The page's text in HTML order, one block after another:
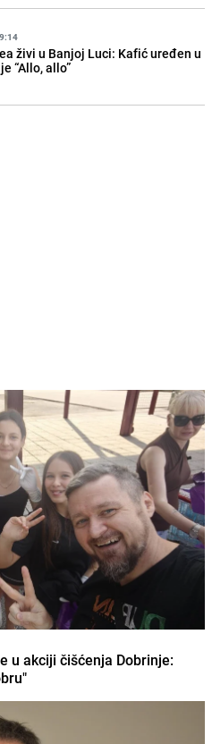
živi u Banjoj Luci: Kafić uređen u
“Allo, allo”
u akciji čišćenja Dobrinje: